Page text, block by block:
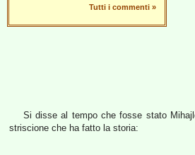
Tutti i commenti »
Si disse al tempo che fosse stato
striscione che ha fatto la storia: